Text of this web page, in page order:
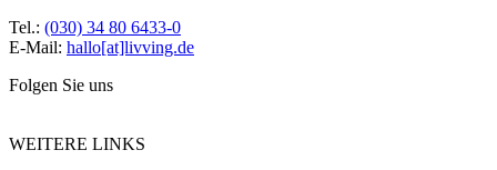
Tel.: (030) 34 80 6433-0
E-Mail: hallo[at]livving.de
Folgen Sie uns
WEITERE LINKS